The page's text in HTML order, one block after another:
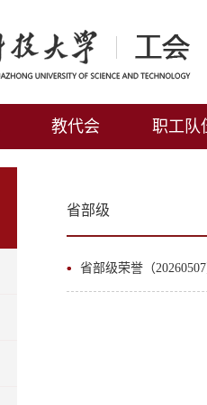
教代会 职工队
省部级
省部级荣誉（